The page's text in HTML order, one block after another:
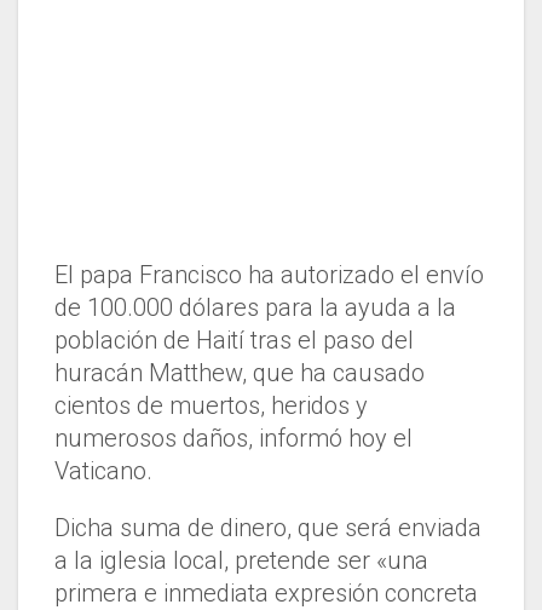
El papa Francisco ha autorizado el envío
de 100.000 dólares para la ayuda a la
población de Haití tras el paso del
huracán Matthew, que ha causado
cientos de muertos, heridos y
numerosos daños, informó hoy el
Vaticano.
Dicha suma de dinero, que será enviada
a la iglesia local, pretende ser «una
primera e inmediata expresión concreta